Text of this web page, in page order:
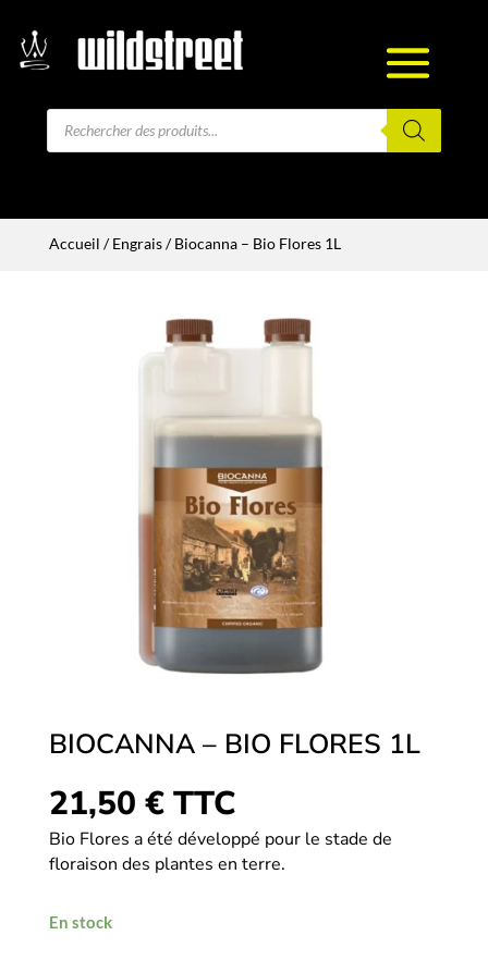
Recherche
Accueil /Engrais/ Biocanna – Bio Flores 1L
BIOCANNA – BIO FLORES 1L
21,50 € TTC
Bio Flores a été développé pour le stade de
floraison des plantes en terre.
En stock